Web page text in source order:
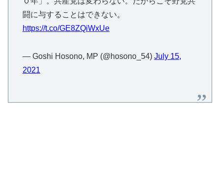
闘に与することはできない。
https://t.co/GE8ZQiWxUe
— Goshi Hosono, MP (@hosono_54) July 15,
2021